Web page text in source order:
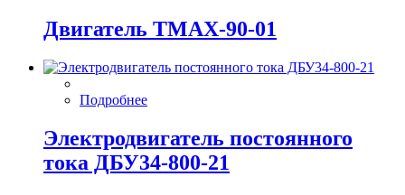
Двигатель ТМАХ-90-01
Подробнее
Электродвигатель постоянного
тока ДБУ34‑800‑21